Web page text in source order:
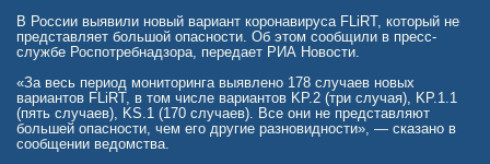
В России выявили новый вариант коронавируса FLiRT, который не
представляет большой опасности. Об этом сообщили в пресс-
службе Роспотребнадзора, передает РИА Новости.
«За весь период мониторинга выявлено 178 случаев новых
вариантов FLiRT, в том числе вариантов KP.2 (три случая), KP.1.1
(пять случаев), KS.1 (170 случаев). Все они не представляют
большей опасности, чем его другие разновидности», — сказано в
сообщении ведомства.